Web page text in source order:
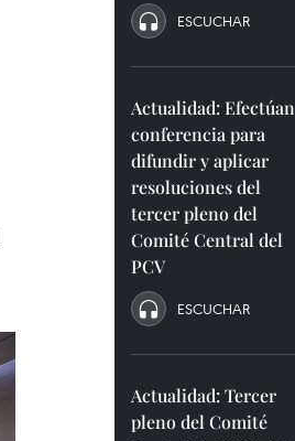
ESCUCHAR
Actualidad: Efectúan
conferencia para
difundir y aplicar
resoluciones del
tercer pleno del
Comité Central del
PCV
ESCUCHAR
Actualidad: Tercer
pleno del Comité